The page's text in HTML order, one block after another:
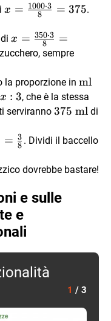
x=\frac{1000
{8}=375
x = 8
1000⋅3 = 375.
x=\frac{350
\cdot 3}
x = 8
350⋅3 =
sempre
la proporzione in ml
x : 3, che è la stessa
serviranno 375
ml}
375 ml di
= 8
3 . Dividi il baccello
dovrebbe bastare!
e sulle
e
1 / 3